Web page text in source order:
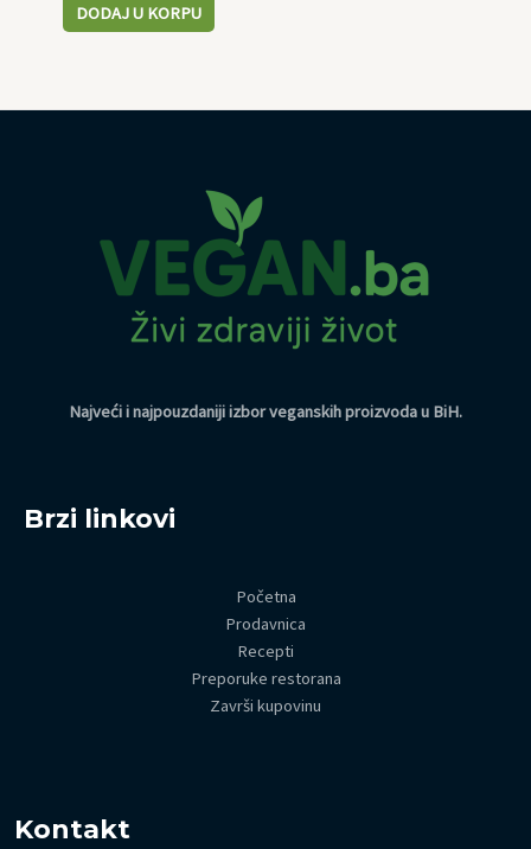
DODAJ U KORPU
Najveći i najpouzdaniji izbor veganskih proizvoda u BiH.
Brzi linkovi
Početna
Prodavnica
Recepti
Preporuke restorana
Završi kupovinu
Kontakt